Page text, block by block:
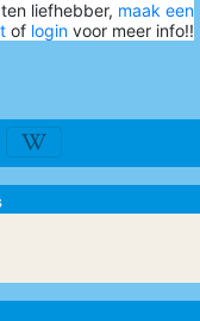
liefhebber, maak een
of login voor meer info!!